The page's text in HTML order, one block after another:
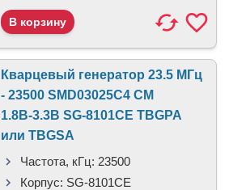
Кварцевый генератор 23.5 МГц
- 23500 SMD03025C4 CM
1.8В-3.3В SG-8101CE TBGPA
или TBGSA
Частота, кГц: 23500
Корпус: SG-8101CE